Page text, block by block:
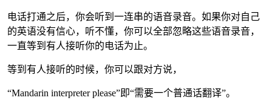
电话打通之后，你会听到一连串的语音录音。如果你对自己
的英语没有信心，听不懂，你可以全部忽略这些语音录音，
一直等到有人接听你的电话为止。
等到有人接听的时候，你可以跟对方说，
“Mandarin interpreter please”即“需要一个普通话翻译”。